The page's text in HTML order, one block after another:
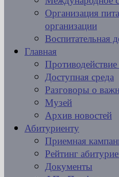
Организация
организации
Воспитательная
Главная
Доступная среда
Разговоры о
Музей
Архив новостей
Абитуриенту
Приемная
Рейтинг
Документы